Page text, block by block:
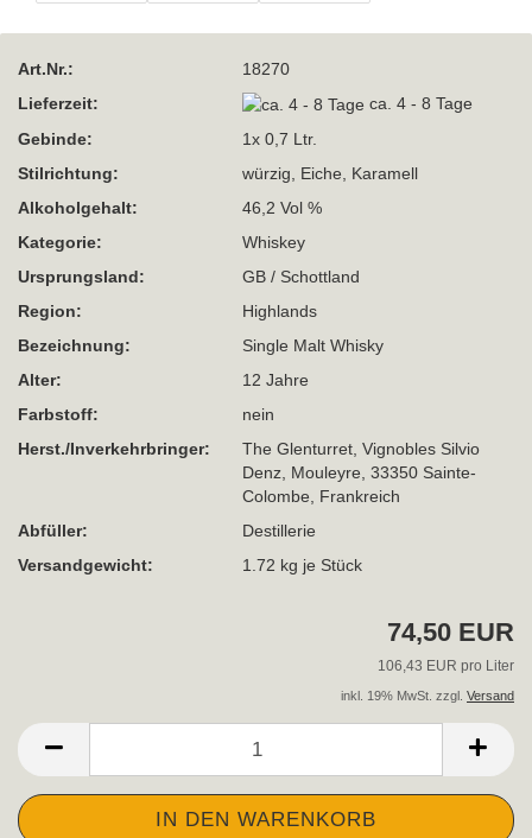
Art.Nr.:
18270
Lieferzeit:
ca. 4 - 8 Tage
Gebinde:
1x 0,7 Ltr.
Stilrichtung:
würzig, Eiche, Karamell
Alkoholgehalt:
46,2 Vol %
Kategorie:
Whiskey
Ursprungsland:
GB / Schottland
Region:
Highlands
Bezeichnung:
Single Malt Whisky
Alter:
12 Jahre
Farbstoff:
nein
Herst./Inverkehrbringer:
The Glenturret, Vignobles Silvio
Denz, Mouleyre, 33350 Sainte-
Colombe, Frankreich
Abfüller:
Destillerie
Versandgewicht:
1.72 kg je Stück
74,50 EUR
106,43 EUR pro Liter
inkl. 19% MwSt. zzgl. Versand